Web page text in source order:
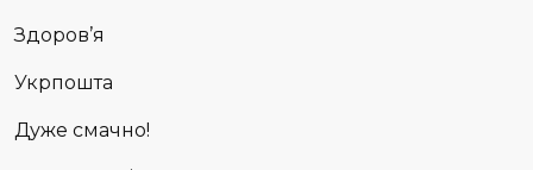
Здоров’я
Укрпошта
Дуже смачно!